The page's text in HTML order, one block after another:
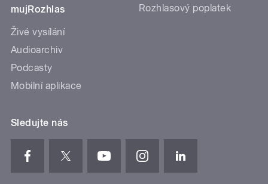
mujRozhlas
Živé vysílání
Audioarchiv
Podcasty
Mobilní aplikace
Rozhlasový poplatek
Sledujte nás